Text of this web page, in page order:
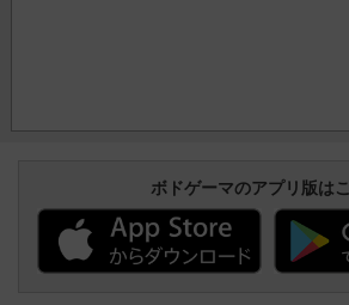
ボドゲーマのアプリ版は